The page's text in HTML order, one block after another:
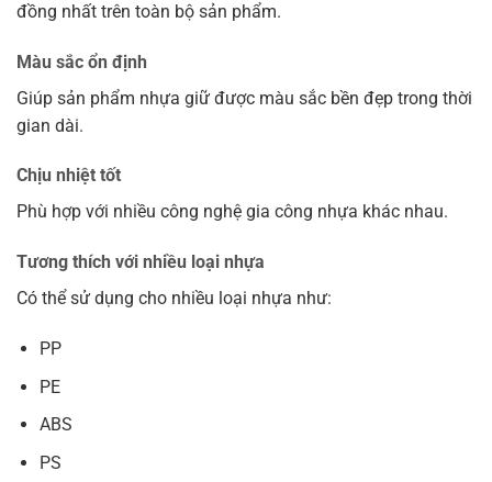
đồng nhất trên toàn bộ sản phẩm.
Màu sắc ổn định
Giúp sản phẩm nhựa giữ được màu sắc bền đẹp trong thời
gian dài.
Chịu nhiệt tốt
Phù hợp với nhiều công nghệ gia công nhựa khác nhau.
Tương thích với nhiều loại nhựa
Có thể sử dụng cho nhiều loại nhựa như:
PP
PE
ABS
PS